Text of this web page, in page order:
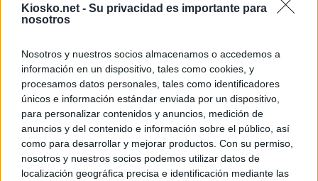
Kiosko.net - Su privacidad es importante para
nosotros
Nosotros y nuestros socios almacenamos o accedemos a
información en un dispositivo, tales como cookies, y
procesamos datos personales, tales como identificadores
únicos e información estándar enviada por un dispositivo,
para personalizar contenidos y anuncios, medición de
anuncios y del contenido e información sobre el público, así
como para desarrollar y mejorar productos. Con su permiso,
nosotros y nuestros socios podemos utilizar datos de
localización geográfica precisa e identificación mediante las